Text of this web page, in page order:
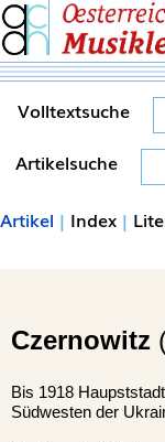
Volltextsuche
Artikelsuche
Artikel | Index |
Czernowitz
Bis 1918
Südwesten der